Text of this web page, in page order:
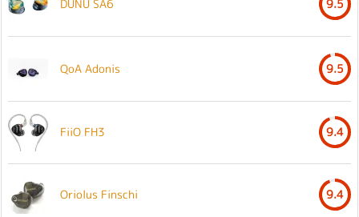
DUNU SA6 9.5
QoA Adonis 9.5
FiiO FH3 9.4
Oriolus Finschi 9.4